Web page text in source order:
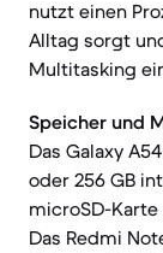
nutzt einen
Alltag sorgt
Multitasking
Speicher und
Das Galaxy
oder 256 GB
microSD-
Das Redmi